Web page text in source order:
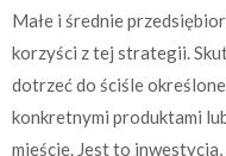
Małe i średnie
korzyści z tej strategii.
dotrzeć do ściśle
konkretnymi produktami
mieście. Jest to